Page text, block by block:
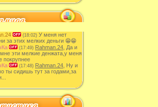
(18:02) У меня нет
за этих мелких деньги 😁😁
(17:49) Rahman.24 , Да и
эти мелкие денжата,у меня
покрупнее
(17:48) Rahman.24 , Ну и
ты сидишь тут за годами,за